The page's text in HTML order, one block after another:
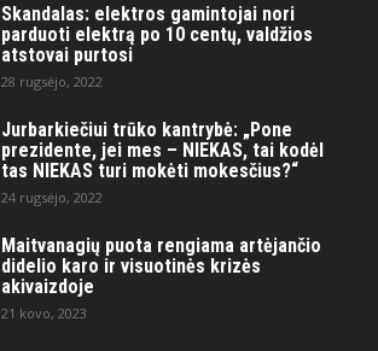
Skandalas: elektros gamintojai nori
parduoti elektrą po 10 centų, valdžios
atstovai purtosi
28 rugsėjo, 2022
Jurbarkiečiui trūko kantrybė: „Pone
prezidente, jei mes – NIEKAS, tai kodėl
tas NIEKAS turi mokėti mokesčius?“
24 rugsėjo, 2022
Maitvanagių puota rengiama artėjančio
didelio karo ir visuotinės krizės
akivaizdoje
21 kovo, 2023